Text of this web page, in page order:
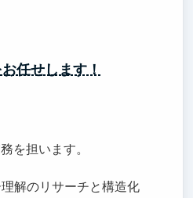
任せします！
を担います。
解のリサーチと構造化